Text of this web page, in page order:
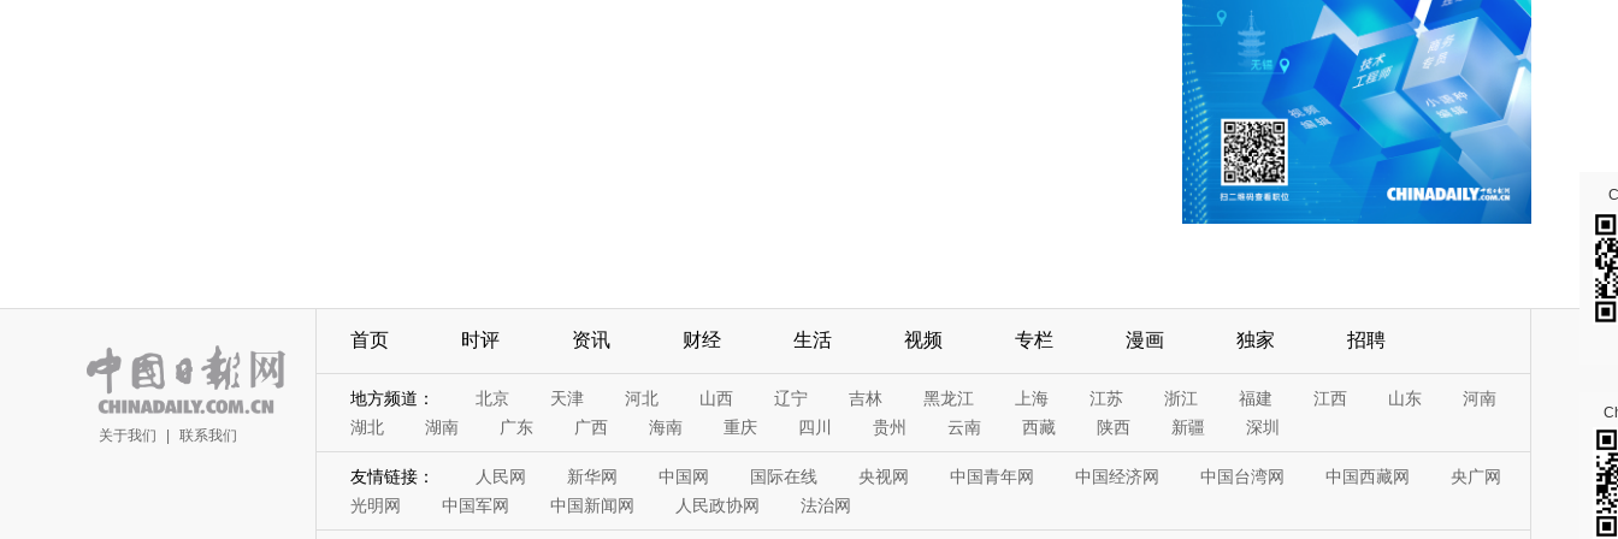
关于我们 | 联系我们
首页 时评 资讯 财经 生活 视频 专栏 漫画 独家 招聘
地方频道： 北京 天津 河北 山西 辽宁 吉林 黑龙江 上海 江苏 浙江 福建 江西 山东
河南
湖北
湖南 广东 广西 海南 重庆 四川 贵州 云南 西藏 陕西 新疆 深圳
友情链接： 人民网 新华网 中国网 国际在线 央视网 中国青年网 中国经济网 中国台湾网 中国西藏网
央广网
光明网
中国军网 中国新闻网 人民政协网 法治网